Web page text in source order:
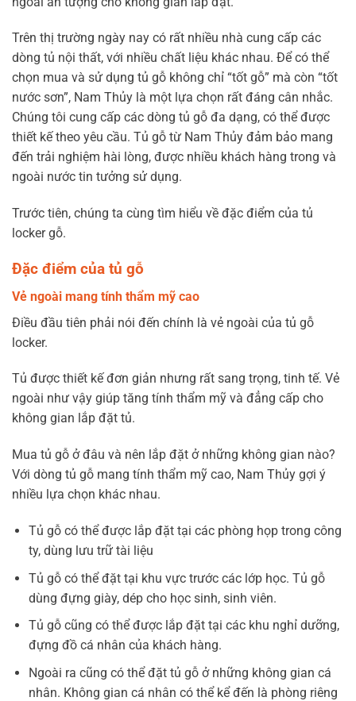
Trên thị trường ngày nay có rất nhiều nhà cung cấp các
dòng tủ nội thất, với nhiều chất liệu khác nhau. Để có thể
chọn mua và sử dụng tủ gỗ không chỉ “tốt gỗ” mà còn “tốt
nước sơn”, Nam Thủy là một lựa chọn rất đáng cân nhắc.
Chúng tôi cung cấp các dòng tủ gỗ đa dạng, có thể được
thiết kế theo yêu cầu. Tủ gỗ từ Nam Thủy đảm bảo mang
đến trải nghiệm hài lòng, được nhiều khách hàng trong và
ngoài nước tin tưởng sử dụng.
Trước tiên, chúng ta cùng tìm hiểu về đặc điểm của tủ
locker gỗ.
Đặc điểm của tủ gỗ
Vẻ ngoài mang tính thẩm mỹ cao
Điều đầu tiên phải nói đến chính là vẻ ngoài của tủ gỗ
locker.
Tủ được thiết kế đơn giản nhưng rất sang trọng, tinh tế. Vẻ
ngoài như vậy giúp tăng tính thẩm mỹ và đẳng cấp cho
không gian lắp đặt tủ.
Mua tủ gỗ ở đâu và nên lắp đặt ở những không gian nào?
Với dòng tủ gỗ mang tính thẩm mỹ cao, Nam Thủy gợi ý
nhiều lựa chọn khác nhau.
Tủ gỗ có thể được lắp đặt tại các phòng họp trong công
ty, dùng lưu trữ tài liệu
Tủ gỗ có thể đặt tại khu vực trước các lớp học. Tủ gỗ
dùng đựng giày, dép cho học sinh, sinh viên.
Tủ gỗ cũng có thể được lắp đặt tại các khu nghỉ dưỡng,
đựng đồ cá nhân của khách hàng.
Ngoài ra cũng có thể đặt tủ gỗ ở những không gian cá
nhân. Không gian cá nhân có thể kể đến là phòng riêng